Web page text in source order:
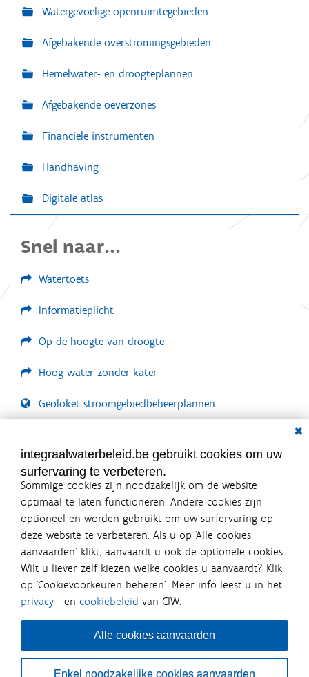
Watergevoelige openruimtegebieden
Afgebakende overstromingsgebieden
Hemelwater- en droogteplannen
Afgebakende oeverzones
Financiële instrumenten
Handhaving
Digitale atlas
Snel naar...
Watertoets
Informatieplicht
Op de hoogte van droogte
Hoog water zonder kater
Geoloket stroomgebiedbeheerplannen
LOGIN VEREIST
integraalwaterbeleid.be gebruikt cookies om uw
surfervaring te verbeteren.
Sommige cookies zijn noodzakelijk om de website
optimaal te laten functioneren. Andere cookies zijn
optioneel en worden gebruikt om uw surfervaring op
deze website te verbeteren. Als u op ‘Alle cookies
aanvaarden’ klikt, aanvaardt u ook de optionele cookies.
Wilt u liever zelf kiezen welke cookies u aanvaardt? Klik
op ‘Cookievoorkeuren beheren’. Meer info leest u in het
privacy - en cookiebeleid van CIW.
Alle cookies aanvaarden
Enkel noodzakelijke cookies aanvaarden
Integraalwaterbeleid.be is een
officiële website van de Vlaamse
overheid
uitgegeven door Coördinatiecommissie Integraal
Waterbeleid
De Coördinatiecommissie Integraal Waterbeleid (CIW) is een
bestuursniveaus die bij het waterbeleid betrokken zijn. Ook
waterbedrijven nemen deel aan het overleg. Deze
samenwerking zorgt voor een gecoördineerde en
geïntegreerde aanpak van het waterbeleid en waterbeheer